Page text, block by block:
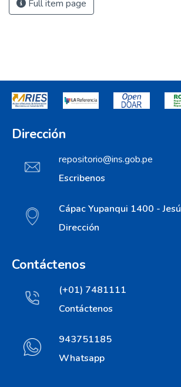
Full item page
Dirección
repositorio@ins.gob.pe
Escribenos
Cápac Yupanqui 1400 -
Dirección
Contáctenos
(+01) 7481111
Contáctenos
943751185
Whatsapp